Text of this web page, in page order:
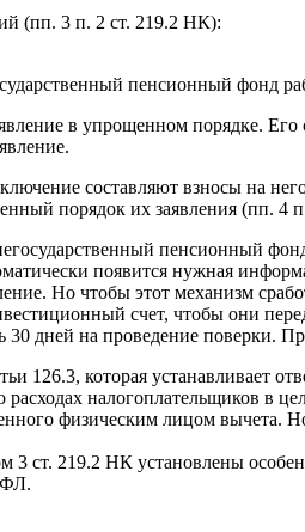
(пп. 3 п. 2 ст. 219.2 НК):
пенсионный фонд
в упрощенном порядке. Его
составляют взносы на
порядок их заявления (пп. 4
пенсионный
появится нужная
Но чтобы этот механизм
счет, чтобы они
30 дней на проведение поверки.
126.3, которая устанавливает
налогоплательщиков
физическим лицом
ст. 219.2 НК установлены